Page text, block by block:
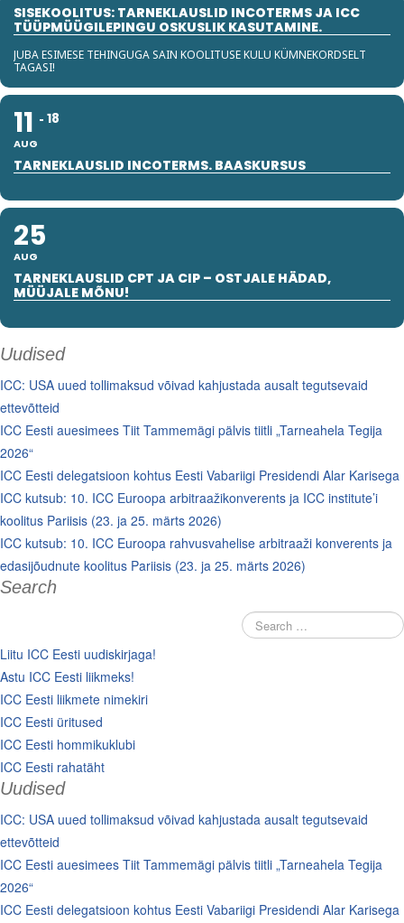
SISEKOOLITUS: TARNEKLAUSLID INCOTERMS JA ICC
TÜÜPMÜÜGILEPINGU OSKUSLIK KASUTAMINE.
JUBA ESIMESE TEHINGUGA SAIN KOOLITUSE KULU KÜMNEKORDSELT
TAGASI!
11
AUG
18
TARNEKLAUSLID INCOTERMS. BAASKURSUS
25
AUG
TARNEKLAUSLID CPT JA CIP – OSTJALE HÄDAD,
MÜÜJALE MÕNU!
Uudised
ICC: USA uued tollimaksud võivad kahjustada ausalt tegutsevaid
ettevõtteid
ICC Eesti auesimees Tiit Tammemägi pälvis tiitli „Tarneahela Tegija
2026“
ICC Eesti delegatsioon kohtus Eesti Vabariigi Presidendi Alar Karisega
ICC kutsub: 10. ICC Euroopa arbitraažikonverents ja ICC institute’i
koolitus Pariisis (23. ja 25. märts 2026)
ICC kutsub: 10. ICC Euroopa rahvusvahelise arbitraaži konverents ja
edasijõudnute koolitus Pariisis (23. ja 25. märts 2026)
Search
Liitu ICC Eesti uudiskirjaga!
Astu ICC Eesti liikmeks!
ICC Eesti liikmete nimekiri
ICC Eesti üritused
ICC Eesti hommikuklubi
ICC Eesti rahatäht
Uudised
ICC: USA uued tollimaksud võivad kahjustada ausalt tegutsevaid
ettevõtteid
ICC Eesti auesimees Tiit Tammemägi pälvis tiitli „Tarneahela Tegija
2026“
ICC Eesti delegatsioon kohtus Eesti Vabariigi Presidendi Alar Karisega